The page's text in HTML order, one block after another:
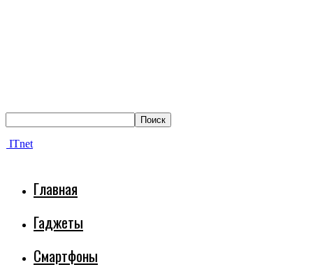
ITnet
Главная
Гаджеты
Смартфоны